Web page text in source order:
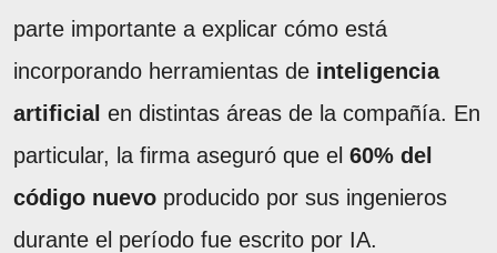
parte importante a explicar cómo está
incorporando herramientas de inteligencia
artificial en distintas áreas de la compañía. En
particular, la firma aseguró que el 60% del
código nuevo producido por sus ingenieros
durante el período fue escrito por IA.